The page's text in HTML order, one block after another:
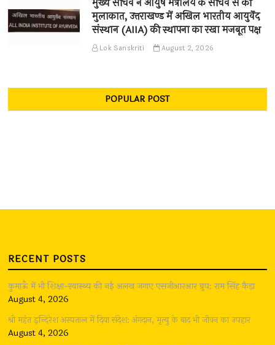
मुलाकात, उत्तराखण्ड में अखिल भारतीय आयुर्वेद
संस्थान (AIIA) की स्थापना का रखा मजबूत पक्ष
Lok Sanskriti August 2, 2026
POPULAR POST
RECENT POSTS
कुमाऊँ में भी शिक्षा-स्वास्थ्य की नई अलख जगाए एसजीआरआर ग्रुप: राम सिंह कैड़ा
August 4, 2026
श्री महंत इन्दिरेश अस्पताल में दिया संदेश: अंगदान, मृत्यु के बाद भी जीवन का उपहार
August 4, 2026